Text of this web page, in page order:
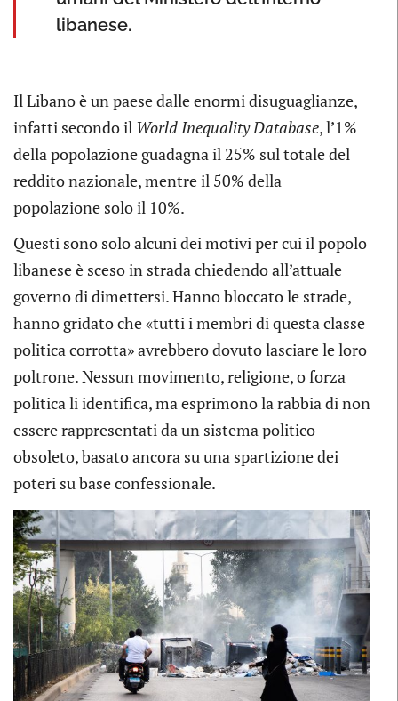
libanese.
Il Libano è un paese dalle enormi disuguaglianze,
infatti secondo il World Inequality Database, l’1%
della popolazione guadagna il 25% sul totale del
reddito nazionale, mentre il 50% della
popolazione solo il 10%.
Questi sono solo alcuni dei motivi per cui il popolo
libanese è sceso in strada chiedendo all’attuale
governo di dimettersi. Hanno bloccato le strade,
hanno gridato che «tutti i membri di questa classe
politica corrotta» avrebbero dovuto lasciare le loro
poltrone. Nessun movimento, religione, o forza
politica li identifica, ma esprimono la rabbia di non
essere rappresentati da un sistema politico
obsoleto, basato ancora su una spartizione dei
poteri su base confessionale.